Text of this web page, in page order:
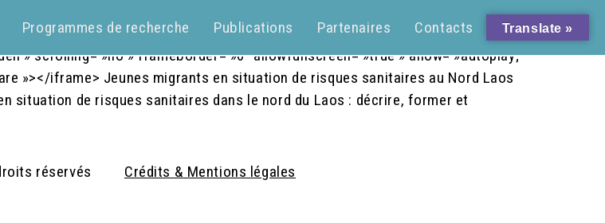
Programmes de recherche Publications Partenaires Contacts
» scrolling= »no » frameborder= »0″ allowfullscreen= »true » allow= »autoplay;
»></iframe> Jeunes migrants en situation de risques sanitaires au Nord Laos
situation de risques sanitaires dans le nord du Laos : décrire, former et
droits réservés Crédits & Mentions légales
Translate »